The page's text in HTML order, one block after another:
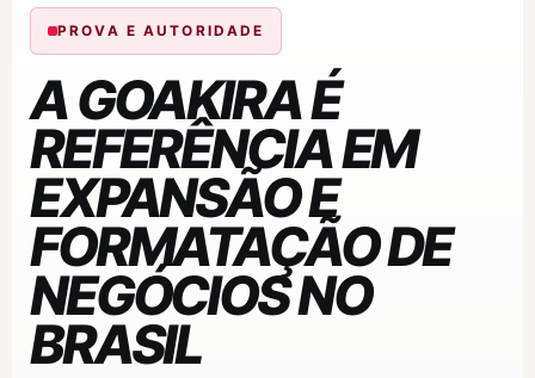
PROVA E AUTORIDADE
A GOAKIRA É
REFERÊNCIA EM
EXPANSÃO E
FORMATAÇÃO DE
NEGÓCIOS NO
BRASIL